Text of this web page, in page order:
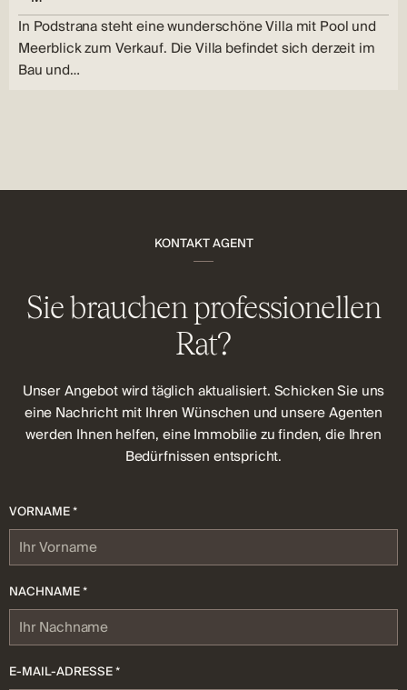
In Podstrana steht eine wunderschöne Villa mit Pool und
Meerblick zum Verkauf. Die Villa befindet sich derzeit im
Bau und…
KONTAKT AGENT
Sie brauchen professionellen
Rat?
Unser Angebot wird täglich aktualisiert. Schicken Sie uns
eine Nachricht mit Ihren Wünschen und unsere Agenten
werden Ihnen helfen, eine Immobilie zu finden, die Ihren
Bedürfnissen entspricht.
VORNAME *
NACHNAME *
E-MAIL-ADRESSE *